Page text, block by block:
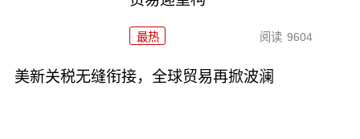
最热 阅读 9604
美新关税无缝衔接，全球贸易再掀波澜